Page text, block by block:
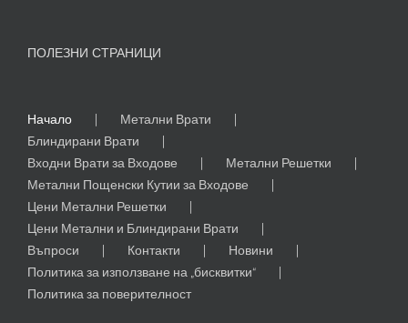
ПОЛЕЗНИ СТРАНИЦИ
Начало
Метални Врати
Блиндирани Врати
Входни Врати за Входове
Метални Решетки
Метални Пощенски Кутии за Входове
Цени Метални Решетки
Цени Метални и Блиндирани Врати
Въпроси
Контакти
Новини
Политика за използване на „бисквитки“
Политика за поверителност